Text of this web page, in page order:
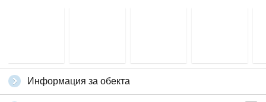
Информация за обекта